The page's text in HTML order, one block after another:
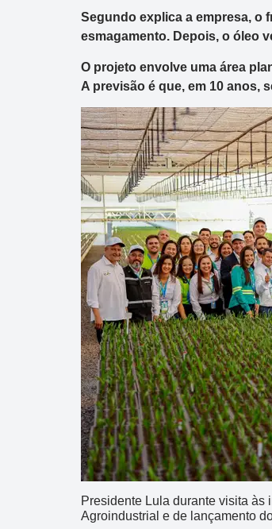
Segundo explica a empresa, o
esmagamento. Depois, o óleo
O projeto envolve uma área
A previsão é que, em 10 anos,
Presidente Lula durante visita
Agroindustrial e de lançamento
Dupla Sena